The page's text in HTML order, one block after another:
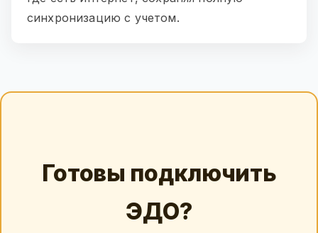
синхронизацию с учетом.
Готовы подключить
ЭДО?